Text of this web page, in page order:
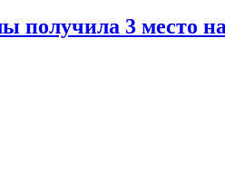
3 место